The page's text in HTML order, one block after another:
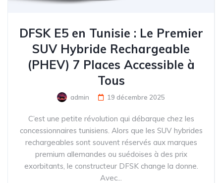
DFSK E5 en Tunisie : Le Premier
SUV Hybride Rechargeable
(PHEV) 7 Places Accessible à
Tous
admin 19 décembre 2025
C’est une petite révolution qui débarque chez les
concessionnaires tunisiens. Alors que les SUV hybrides
rechargeables sont souvent réservés aux marques
premium allemandes ou suédoises à des prix
exorbitants, le constructeur DFSK change la donne.
Avec...